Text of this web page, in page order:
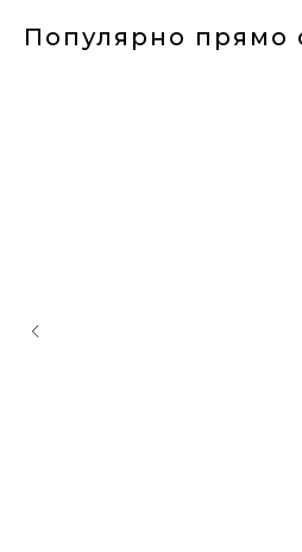
Популярно прямо